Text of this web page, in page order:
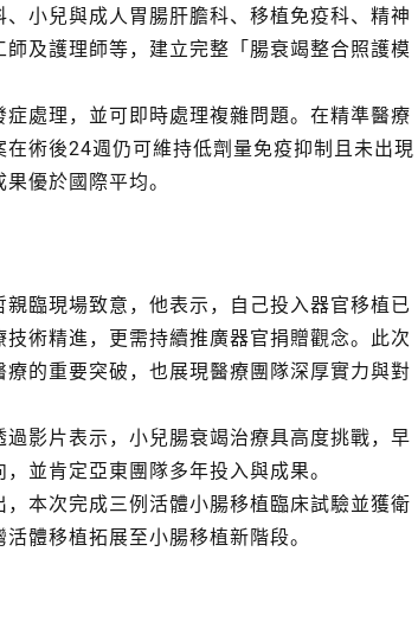
小兒與成人胃腸肝膽科、移植免疫科、精神
及護理師等，建立完整「腸衰竭整合照護模
處理，並可即時處理複雜問題。在精準醫療
術後24週仍可維持低劑量免疫抑制且未出現
優於國際平均。
臨現場致意，他表示，自己投入器官移植已
術精進，更需持續推廣器官捐贈觀念。此次
的重要突破，也展現醫療團隊深厚實力與對
影片表示，小兒腸衰竭治療具高度挑戰，早
並肯定亞東團隊多年投入與成果。
本次完成三例活體小腸移植臨床試驗並獲衛
體移植拓展至小腸移植新階段。